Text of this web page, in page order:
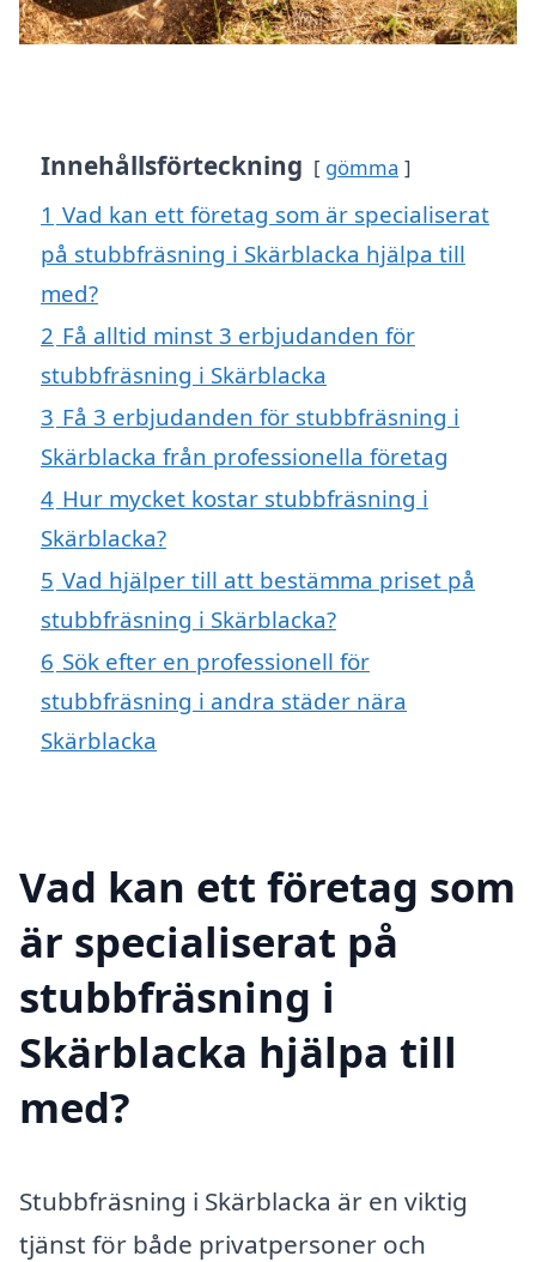
Innehållsförteckning gömma
1 Vad kan ett företag som är specialiserat
på stubbfräsning i Skärblacka hjälpa till
med?
2 Få alltid minst 3 erbjudanden för
stubbfräsning i Skärblacka
3 Få 3 erbjudanden för stubbfräsning i
Skärblacka från professionella företag
4 Hur mycket kostar stubbfräsning i
Skärblacka?
5 Vad hjälper till att bestämma priset på
stubbfräsning i Skärblacka?
6 Sök efter en professionell för
stubbfräsning i andra städer nära
Skärblacka
Vad kan ett företag som
är specialiserat på
stubbfräsning i
Skärblacka hjälpa till
med?
Stubbfräsning i Skärblacka är en viktig
tjänst för både privatpersoner och